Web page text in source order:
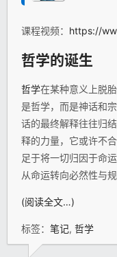
课程视频： https://
哲学的诞生
哲学在某种意义上脱
是哲学，而是神话和
话的最终解释往往归
释的力量，它或许不
足于将一切归因于命
从命运转向必然性与
(阅读全文…)
标签： 笔记, 哲学